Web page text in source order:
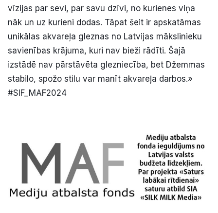
vīzijas par sevi, par savu dzīvi, no kurienes viņa
nāk un uz kurieni dodas. Tāpat šeit ir apskatāmas
unikālas akvareļa gleznas no Latvijas mākslinieku
savienības krājuma, kuri nav bieži rādīti. Šajā
izstādē nav pārstāvēta glezniecība, bet Džemmas
stabilo, spožo stilu var manīt akvareļa darbos.»
#SIF_MAF2024